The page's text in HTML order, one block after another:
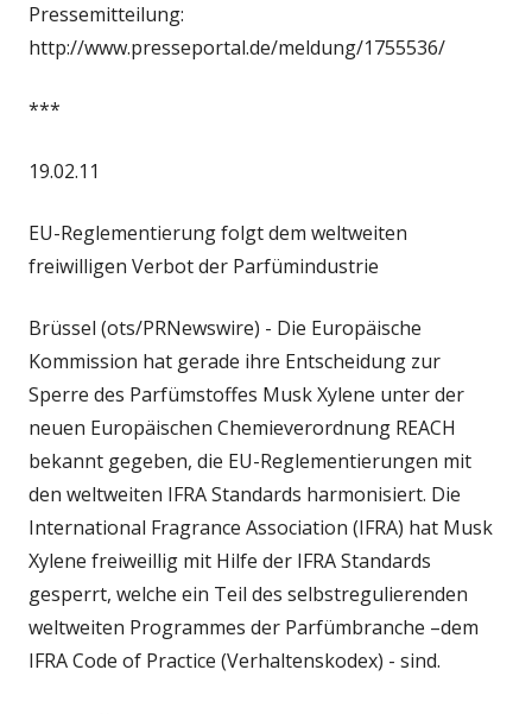
Pressemitteilung:
http://www.presseportal.de/meldung/1755536/
***
19.02.11
EU-Reglementierung folgt dem weltweiten
freiwilligen Verbot der Parfümindustrie
Brüssel (ots/PRNewswire) - Die Europäische
Kommission hat gerade ihre Entscheidung zur
Sperre des Parfümstoffes Musk Xylene unter der
neuen Europäischen Chemieverordnung REACH
bekannt gegeben, die EU-Reglementierungen mit
den weltweiten IFRA Standards harmonisiert. Die
International Fragrance Association (IFRA) hat Musk
Xylene freiweillig mit Hilfe der IFRA Standards
gesperrt, welche ein Teil des selbstregulierenden
weltweiten Programmes der Parfümbranche –dem
IFRA Code of Practice (Verhaltenskodex) - sind.